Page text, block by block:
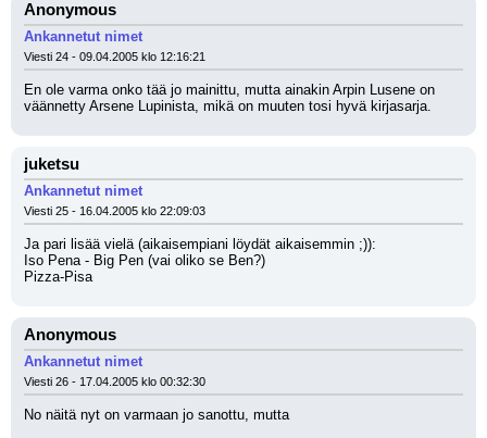
Anonymous
Ankannetut nimet
Viesti 24 - 09.04.2005 klo 12:16:21
En ole varma onko tää jo mainittu, mutta ainakin Arpin Lusene on
väännetty Arsene Lupinista, mikä on muuten tosi hyvä kirjasarja.
juketsu
Ankannetut nimet
Viesti 25 - 16.04.2005 klo 22:09:03
Ja pari lisää vielä (aikaisempiani löydät aikaisemmin ;)):
Iso Pena - Big Pen (vai oliko se Ben?)
Pizza-Pisa
Anonymous
Ankannetut nimet
Viesti 26 - 17.04.2005 klo 00:32:30
No näitä nyt on varmaan jo sanottu, mutta